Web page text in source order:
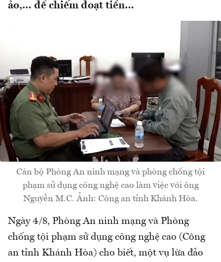
ảo,… để chiếm đoạt tiền…
Cán bộ Phòng An ninh mạng và phòng chống tội
phạm sử dụng công nghệ cao làm việc với ông
Nguyễn M.C. Ảnh: Công an tỉnh Khánh Hòa.
Ngày 4/8, Phòng An ninh mạng và Phòng
chống tội phạm sử dụng công nghệ cao (Công
an tỉnh Khánh Hòa) cho biết, một vụ lừa đảo